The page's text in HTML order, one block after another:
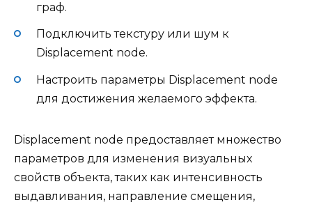
граф.
Подключить текстуру или шум к
Displacement node.
Настроить параметры Displacement node
для достижения желаемого эффекта.
Displacement node предоставляет множество
параметров для изменения визуальных
свойств объекта, таких как интенсивность
выдавливания, направление смещения,